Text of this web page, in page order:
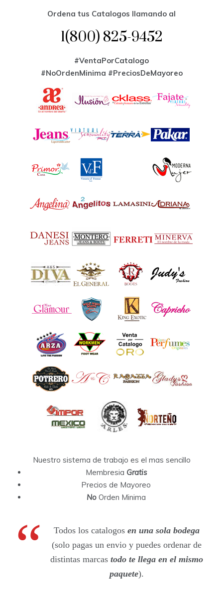
Ordena tus Catalogos llamando al
1(800) 825-9452
#VentaPorCatalogo
#NoOrdenMinima #PreciosDeMayoreo
Nuestro sistema de trabajo es el mas sencillo
Membresia Gratis
Precios de Mayoreo
NoOrden Minima
Todos los catalogos en una sola bodega
(solo pagas un envio y puedes ordenar de
distintas marcastodo te llega en el mismo
paquete).